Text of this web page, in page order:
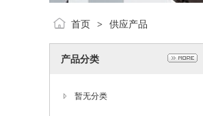
首页 > 供应产品
产品分类
暂无分类